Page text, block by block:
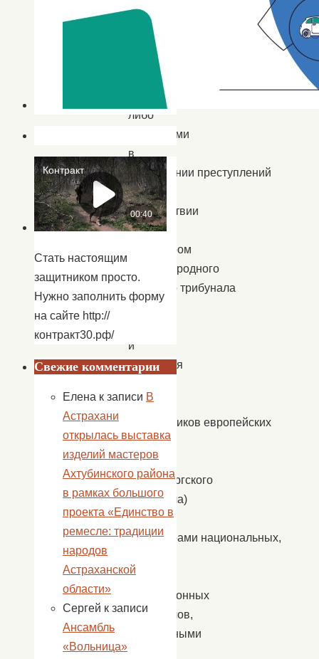
движениями
лицами,
признанными
преступными
либо
виновными
в
совершении преступлений
в
соответствии
с
приговором
Международного
военного трибунала
и
наказания
военных
преступников европейских
стран
оси
(Нюрнбергского
трибунала)
либо
приговорами национальных,
или
оккупационных
трибуналов,
основанными
Стать настоящим
защитником просто.
Нужно заполнить форму
на сайте http://
контракт30.рф/
Свежие комментарии
Елена к записи В
Астрахани
открылась выставка
изделий мастеров
Ахтубинского района
в рамках большого
проекта «Единство в
ремесле: традиции
народов
Астраханской
области»
Сергей к записи
Ансамбль
«Вольница»